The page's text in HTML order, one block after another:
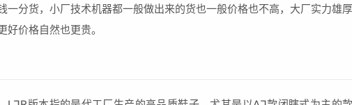
一分货，小厂技术机器都一般做出来的货也一般价格也不高，大厂实力雄厚
价格自然也更贵。